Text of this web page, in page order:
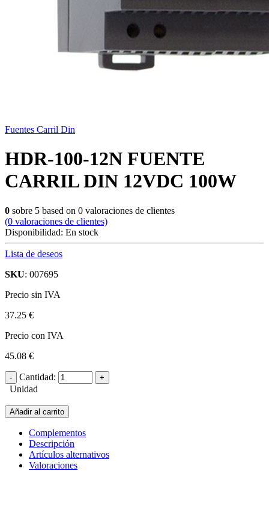
Fuentes Carril Din
HDR-100-12N FUENTE
CARRIL DIN 12VDC 100W
0 sobre 5 based on 0 valoraciones de clientes
(0 valoraciones de clientes)
Disponibilidad: En stock
Lista de deseos
SKU: 007695
Precio sin IVA
37.25 €
Precio con IVA
45.08 €
Cantidad:
Unidad
Añadir al carrito
Complementos
Descripción
Artículos alternativos
Valoraciones